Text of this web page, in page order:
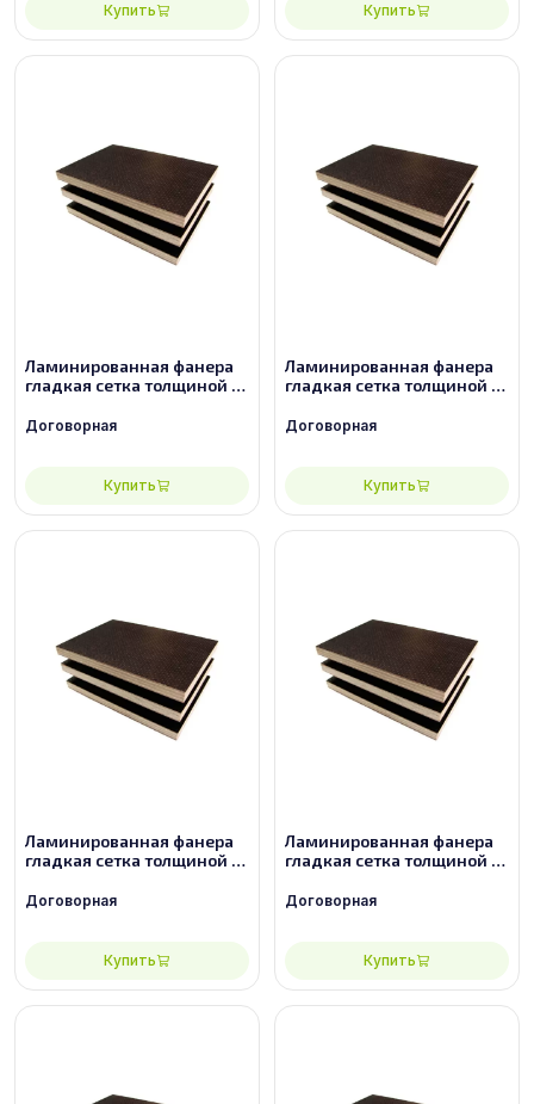
Купить Купить
Ламинированная фанера
гладкая сетка толщиной 9
сорт 3/3
Договорная
Купить
Ламинированная фанера
гладкая сетка толщиной 12
сорт 2/2
Договорная
Купить
Ламинированная фанера
гладкая сетка толщиной 12
сорт 3/3
Договорная
Купить
Ламинированная фанера
гладкая сетка толщиной 15
сорт 2/2
Договорная
Купить